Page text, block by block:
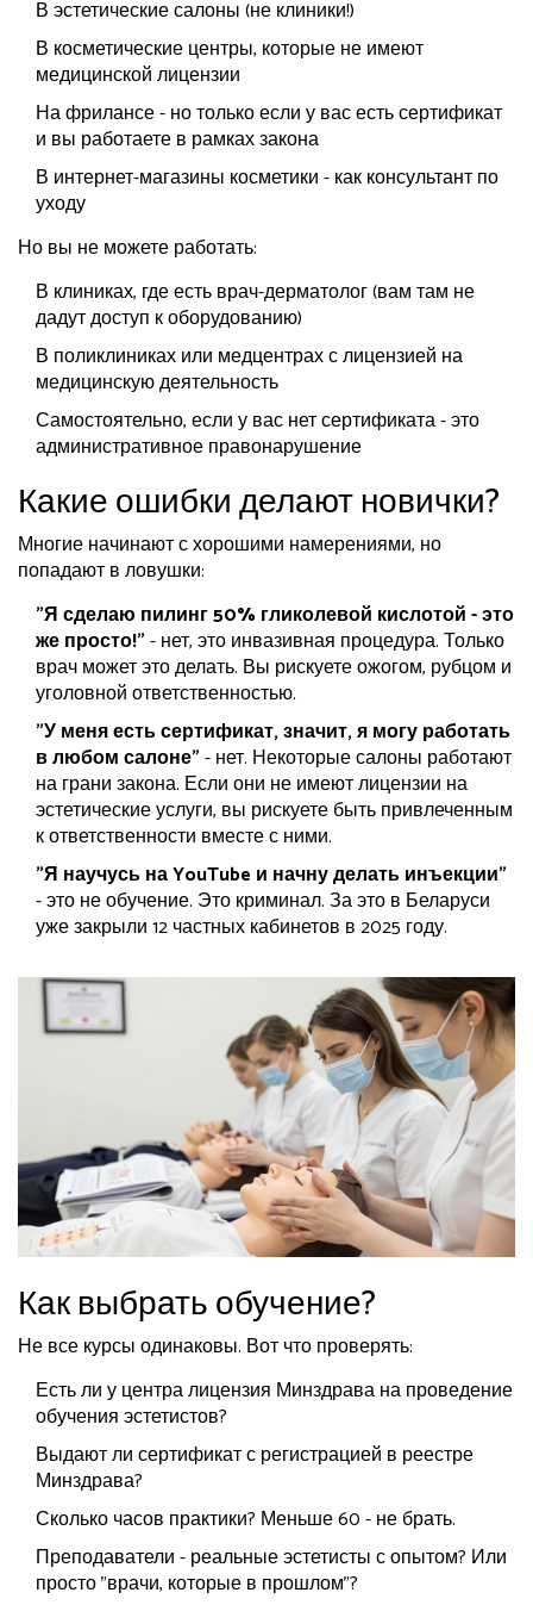
В эстетические салоны (не клиники!)
В косметические центры, которые не имеют
медицинской лицензии
На фрилансе - но только если у вас есть сертификат
и вы работаете в рамках закона
В интернет-магазины косметики - как консультант по
уходу
Но вы не можете работать:
В клиниках, где есть врач-дерматолог (вам там не
дадут доступ к оборудованию)
В поликлиниках или медцентрах с лицензией на
медицинскую деятельность
Самостоятельно, если у вас нет сертификата - это
административное правонарушение
Какие ошибки делают новички?
Многие начинают с хорошими намерениями, но
попадают в ловушки:
"Я сделаю пилинг 50% гликолевой кислотой - это
же просто!"- нет, это инвазивная процедура. Только
врач может это делать. Вы рискуете ожогом, рубцом и
уголовной ответственностью.
"У меня есть сертификат, значит, я могу работать
в любом салоне"- нет. Некоторые салоны работают
на грани закона. Если они не имеют лицензии на
эстетические услуги, вы рискуете быть привлеченным
к ответственности вместе с ними.
"Я научусь на YouTube и начну делать инъекции"
- это не обучение. Это криминал. За это в Беларуси
уже закрыли 12 частных кабинетов в 2025 году.
Как выбрать обучение?
Не все курсы одинаковы. Вот что проверять:
Есть ли у центра лицензия Минздрава на проведение
обучения эстетистов?
Выдают ли сертификат с регистрацией в реестре
Минздрава?
Сколько часов практики? Меньше 60 - не брать.
Преподаватели - реальные эстетисты с опытом? Или
просто "врачи, которые в прошлом"?